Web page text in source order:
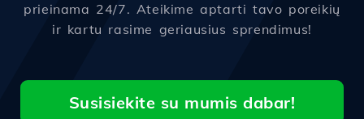
prieinama 24/7. Ateikime aptarti tavo poreikių
ir kartu rasime geriausius sprendimus!
Susisiekite su mumis dabar!